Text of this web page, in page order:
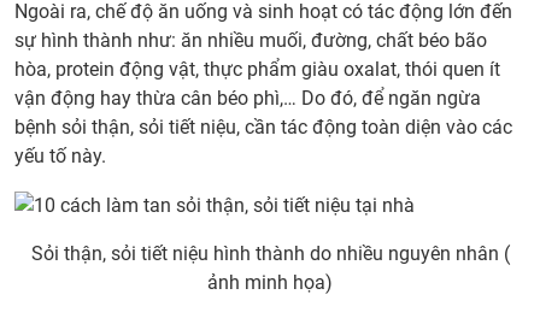
Ngoài ra, chế độ ăn uống và sinh hoạt có tác động lớn đến
sự hình thành như: ăn nhiều muối, đường, chất béo bão
hòa, protein động vật, thực phẩm giàu oxalat, thói quen ít
vận động hay thừa cân béo phì,… Do đó, để ngăn ngừa
bệnh sỏi thận, sỏi tiết niệu, cần tác động toàn diện vào các
yếu tố này.
Sỏi thận, sỏi tiết niệu hình thành do nhiều nguyên nhân (
ảnh minh họa)